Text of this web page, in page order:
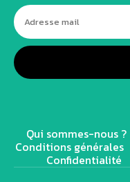
Qui sommes-nous ?
Conditions générales
Confidentialité